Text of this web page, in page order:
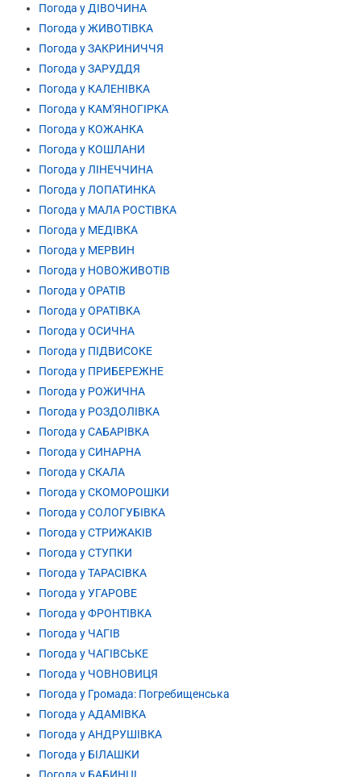
Погода у ДІВОЧИНА
Погода у ЖИВОТІВКА
Погода у ЗАКРИНИЧЧЯ
Погода у ЗАРУДДЯ
Погода у КАЛЕНІВКА
Погода у КАМ'ЯНОГІРКА
Погода у КОЖАНКА
Погода у КОШЛАНИ
Погода у ЛІНЕЧЧИНА
Погода у ЛОПАТИНКА
Погода у МАЛА РОСТІВКА
Погода у МЕДІВКА
Погода у МЕРВИН
Погода у НОВОЖИВОТІВ
Погода у ОРАТІВ
Погода у ОРАТІВКА
Погода у ОСИЧНА
Погода у ПІДВИСОКЕ
Погода у ПРИБЕРЕЖНЕ
Погода у РОЖИЧНА
Погода у РОЗДОЛІВКА
Погода у САБАРІВКА
Погода у СИНАРНА
Погода у СКАЛА
Погода у СКОМОРОШКИ
Погода у СОЛОГУБІВКА
Погода у СТРИЖАКІВ
Погода у СТУПКИ
Погода у ТАРАСІВКА
Погода у УГАРОВЕ
Погода у ФРОНТІВКА
Погода у ЧАГІВ
Погода у ЧАГІВСЬКЕ
Погода у ЧОВНОВИЦЯ
Погода у Громада: Погребищенська
Погода у АДАМІВКА
Погода у АНДРУШІВКА
Погода у БІЛАШКИ